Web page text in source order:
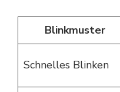
Blinkmuster
Schnelles Blinken